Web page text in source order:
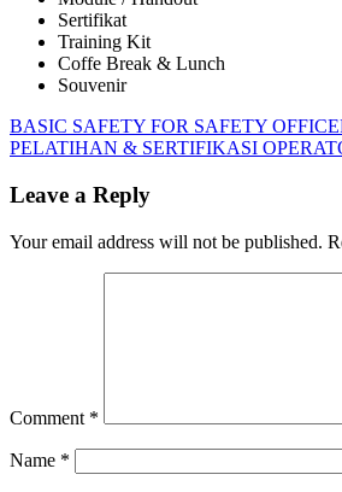
Sertifikat
Training Kit
Coffe Break & Lunch
Souvenir
Awareness
OHSAS
Post
navigation
Previous
Post:
BASIC SAFETY FOR SAFETY
Next
PELATIHAN & SERTIFIKASI
Leave a Reply
Your email address will not be published.
Comment *
Name *